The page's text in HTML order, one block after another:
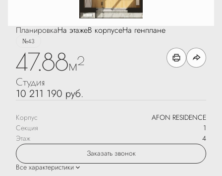
ПланировкаНа этажеВ корпусеНа генплане
№43
47.88м2
Студия
10 211 190 руб.
Корпус
AFON RESIDENCE
Секция
1
Этаж
4
Заказать звонок
Все характеристики